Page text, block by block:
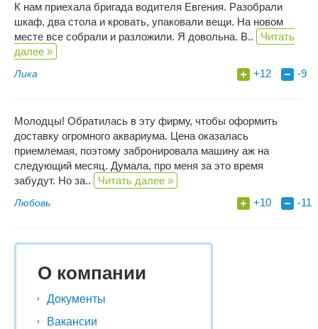
К нам приехала бригада водителя Евгения. Разобрали
шкаф, два стола и кровать, упаковали вещи. На новом
месте все собрали и разложили. Я довольна. В..
Читать
далее »
Лика +12 -9
Молодцы! Обратилась в эту фирму, чтобы оформить
доставку огромного аквариума. Цена оказалась
приемлемая, поэтому забронировала машину аж на
следующий месяц. Думала, про меня за это время
забудут. Но за..
Читать далее »
Любовь +10 -11
О компании
Документы
Вакансии